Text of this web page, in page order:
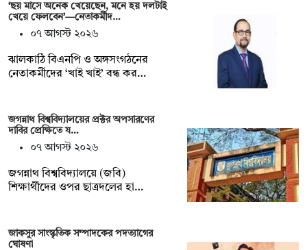
‘ছয় মাসে অনেক খেয়েছেন, মনে হয় দলটাই
খেয়ে ফেলবেন’—নেতাকর্মীদ…
০৭ আগস্ট ২০২৬
ঝালকাঠি বিএনপি ও অঙ্গসংগঠনের
নেতাকর্মীদের ‘খাই খাই’ বন্ধ কর…
জগন্নাথ বিশ্ববিদ্যালয়ের প্রক্টর অপসারণের
দাবির প্রেক্ষিতে য…
০৭ আগস্ট ২০২৬
জগন্নাথ বিশ্ববিদ্যালয়ে (জবি)
শিক্ষার্থীদের ওপর ছাত্রদলের হা…
জাকসুর সাংস্কৃতিক সম্পাদকের পদত্যাগের
ঘোষণা